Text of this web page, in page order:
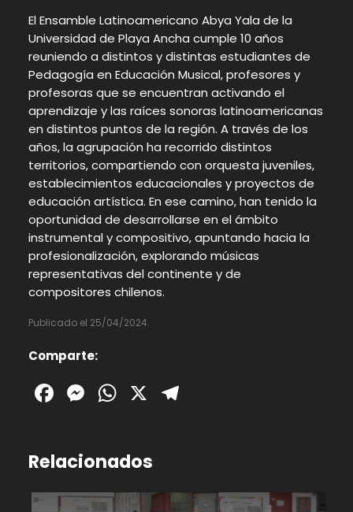
El Ensamble Latinoamericano Abya Yala de la
Universidad de Playa Ancha cumple 10 años
reuniendo a distintos y distintas estudiantes de
Pedagogía en Educación Musical, profesores y
profesoras que se encuentran activando el
aprendizaje y las raíces sonoras latinoamericanas
en distintos puntos de la región. A través de los
años, la agrupación ha recorrido distintos
territorios, compartiendo con orquesta juveniles,
establecimientos educacionales y proyectos de
educación artística. En ese camino, han tenido la
oportunidad de desarrollarse en el ámbito
instrumental y compositivo, apuntando hacia la
profesionalización, explorando músicas
representativas del continente y de
compositores chilenos.
Publicado el 25/04/2024.
Comparte:
Facebook
Messenger
WhatsApp
X
Relacionados